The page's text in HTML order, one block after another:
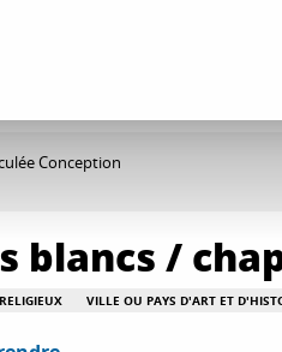
Conception
blancs /
VILLE OU PAYS D'ART ET